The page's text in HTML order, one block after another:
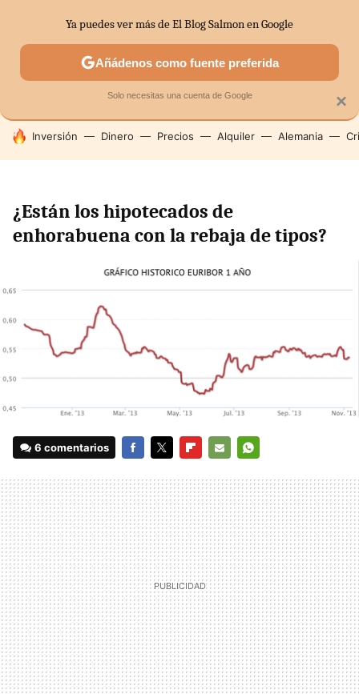
SECTORES ECONOMÍA DOMÉSTICA MERCADOS
HOY SE HABLA DE
Inversión Dinero Precios Alquiler Alemania
¿Están los hipotecados de
enhorabuena con la rebaja de tipos?
6 comentarios
MAIL
×
Ya puedes ver más de El Blog Salmon en Google
Añádenos como fuente preferida
Solo necesitas una cuenta de Google